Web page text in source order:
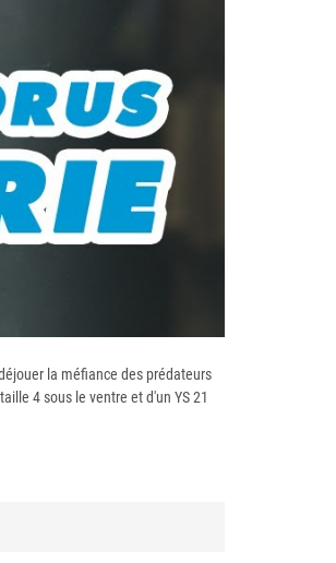
la méfiance des prédateurs
4 sous le ventre et d'un YS 21